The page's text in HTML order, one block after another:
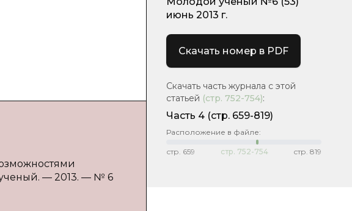
— 2013. — № 6
июнь 2013 г.
Скачать номер в PDF
Скачать часть журнала с этой
статьей (стр. 752-754):
Часть 4 (стр. 659-819)
Расположение в файле:
стр. 659 стр. 752-754 стр. 819